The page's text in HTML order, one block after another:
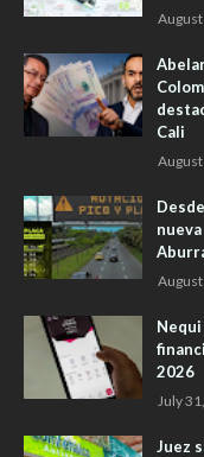
Cali
2026
July
Juez